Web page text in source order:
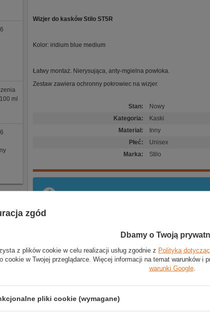
ml
Wizjer do kasków Stilo ST5R
Kolor: iridium blue medium
Łatwy montaż. Nierysująca, anty-mgielna powłoka.
Zestaw zawiera ochronny pokrowiec na wizjer.
Stan:
Nowy
Kategoria:
Kaski
Materiał:
Inny
Płeć:
Unisex
Marka: Stilo
Aby móc ocenić produkt lub
zgód
Dbamy o Twoją
z plików cookie w celu realizacji usług zgodnie z Polityką
cookie w Twojej przeglądarce. Więcej informacji na temat warunków i
warunki Google.
pliki cookie (wymagane)